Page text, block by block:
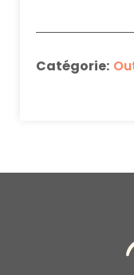
Catégorie: